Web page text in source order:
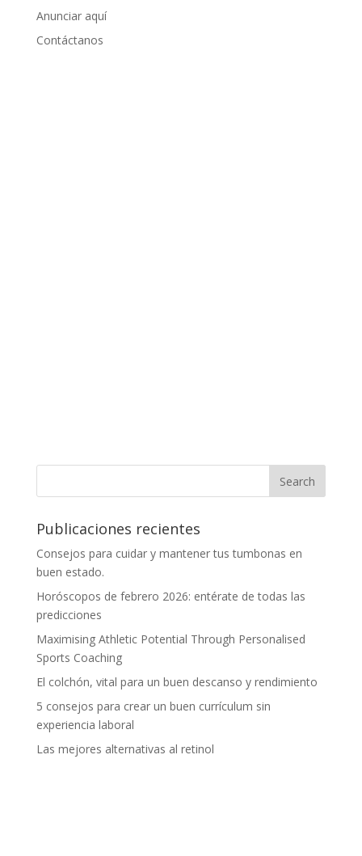
Anunciar aquí
Contáctanos
Publicaciones recientes
Consejos para cuidar y mantener tus tumbonas en
buen estado.
Horóscopos de febrero 2026: entérate de todas las
predicciones
Maximising Athletic Potential Through Personalised
Sports Coaching
El colchón, vital para un buen descanso y rendimiento
5 consejos para crear un buen currículum sin
experiencia laboral
Las mejores alternativas al retinol